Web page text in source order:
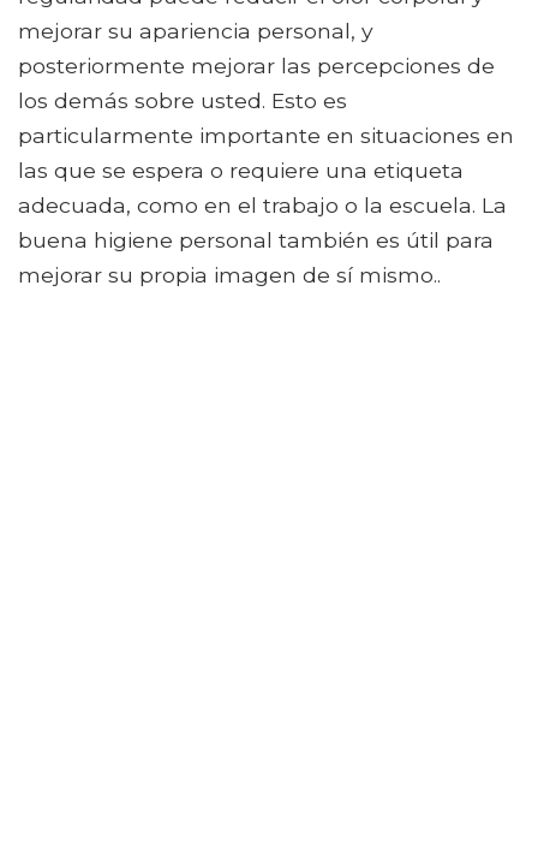
mejorar su apariencia personal, y
posteriormente mejorar las percepciones de
los demás sobre usted. Esto es
particularmente importante en situaciones en
las que se espera o requiere una etiqueta
adecuada, como en el trabajo o la escuela. La
buena higiene personal también es útil para
mejorar su propia imagen de sí mismo..